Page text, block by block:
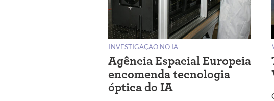
INVESTIGAÇÃO NO IA
Agência Espacial Europeia
encomenda tecnologia
óptica do IA